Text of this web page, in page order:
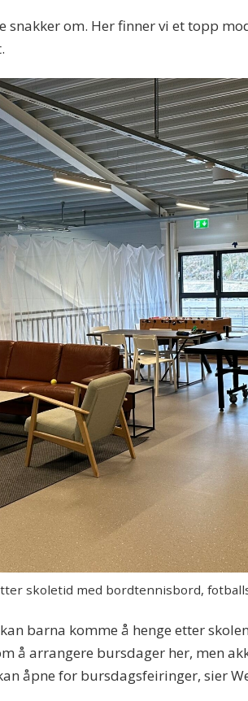
snakker om. Her finner vi et topp
skoletid med bordtennisbord,
barna komme å henge etter
å arrangere bursdager her, men
åpne for bursdagsfeiringer, sier